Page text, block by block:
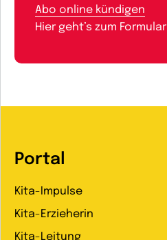
Abo online kündigen
Hier geht’s zum Formular
Portal
Kita-Impulse
Kita-Erzieherin
Kita-Leitung